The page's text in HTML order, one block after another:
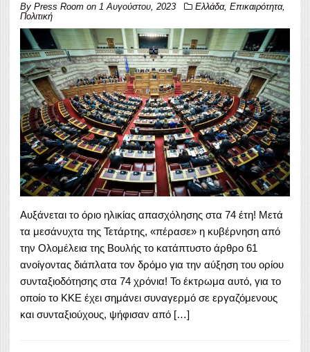
By Press Room on 1 Αυγούστου, 2023 Ελλάδα, Επικαιρότητα,
Πολιτική
Αυξάνεται το όριο ηλικίας απασχόλησης στα 74 έτη! Μετά
τα μεσάνυχτα της Τετάρτης, «πέρασε» η κυβέρνηση από
την Ολομέλεια της Βουλής το κατάπτυστο άρθρο 61
ανοίγοντας διάπλατα τον δρόμο για την αύξηση του ορίου
συνταξιοδότησης στα 74 χρόνια! Το έκτρωμα αυτό, για το
οποίο το ΚΚΕ έχει σημάνει συναγερμό σε εργαζόμενους
και συνταξιούχους, ψήφισαν από […]